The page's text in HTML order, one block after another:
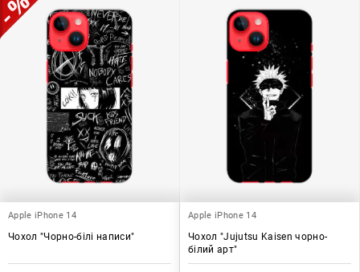
Apple iPhone 14
Чохол "Чорно-білі написи"
Apple iPhone 14
Чохол "Jujutsu Kaisen чорно-
білий арт"